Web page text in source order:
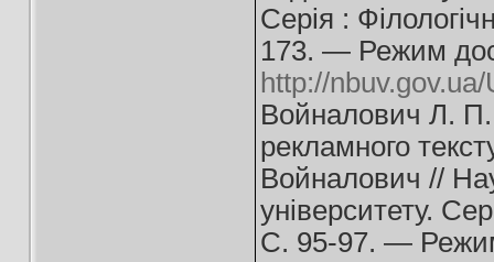
Серія :
173. — Режим
http://
Войналович Л. П.
рекламного
Войналович //
університету.
С. 95-97. —